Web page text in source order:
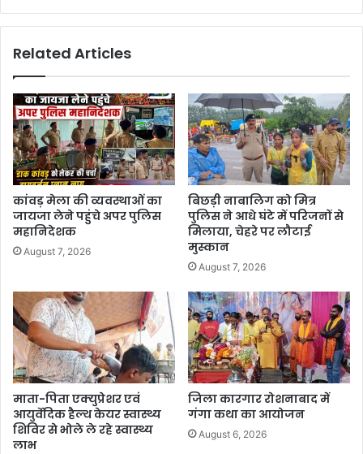
Related Articles
कांवड़ मेला की व्यवस्थाओं का
जायजा लेने पहुंचे अपर पुलिस
महानिदेशक
August 7, 2026
बिछड़ी नाबालिग को मित्र
पुलिस ने आधे घंटे में परिजनों से
मिलाया, चेहरे पर लौटाई
मुस्कान
August 7, 2026
माता-पिता एक्युप्रेशर एवं
आयुर्वेदिक हैल्थ केयर स्वास्थ्य
शिविर से भोले ले रहे स्वास्थ्य
लाभ
जिला कारगार रोशनाबाद में
गंगा कथा का आयोजन
August 6, 2026